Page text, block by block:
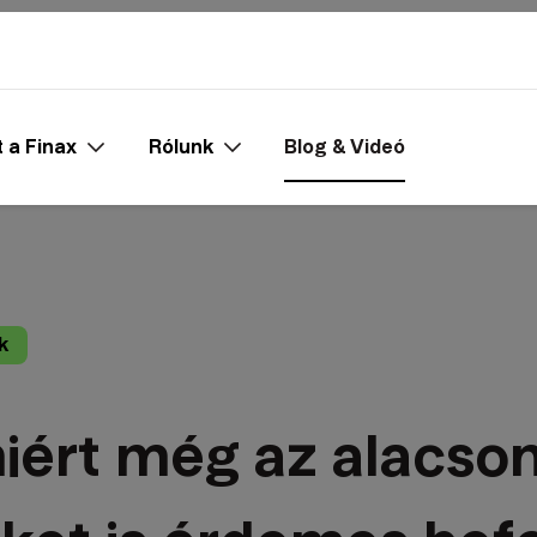
a Finax Rólunk Blog & Videó
még az